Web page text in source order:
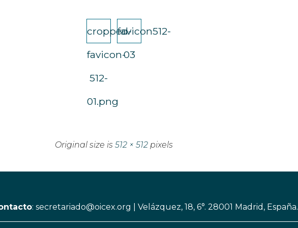
cropped-
favicon-
512-
01.png
favicon512-
03
Original size is 512 × 512 pixels
: secretariado@oicex.org Velázquez, 18, 6°. 28001 Madrid, España.